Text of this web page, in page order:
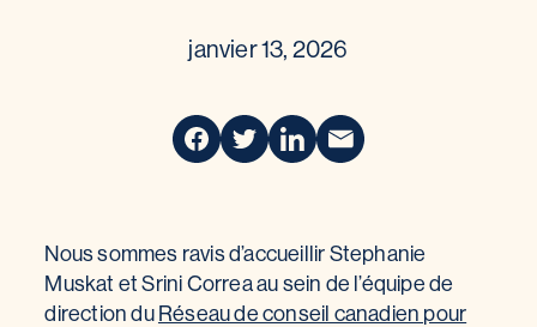
janvier 13, 2026
Nous sommes ravis d’accueillir Stephanie
Muskat et Srini Correa au sein de l’équipe de
direction du Réseau de conseil canadien pour